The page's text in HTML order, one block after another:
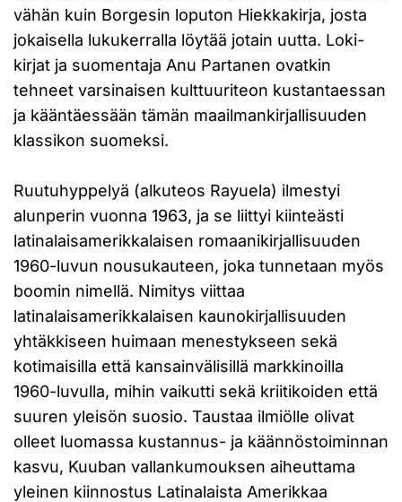
vähän kuin Borgesin loputon Hiekkakirja, josta
jokaisella lukukerralla löytää jotain uutta. Loki-
kirjat ja suomentaja Anu Partanen ovatkin
tehneet varsinaisen kulttuuriteon kustantaessan
ja kääntäessään tämän maailmankirjallisuuden
klassikon suomeksi.
Ruutuhyppelyä (alkuteos Rayuela) ilmestyi
alunperin vuonna 1963, ja se liittyi kiinteästi
latinalaisamerikkalaisen romaanikirjallisuuden
1960-luvun nousukauteen, joka tunnetaan myös
boomin nimellä. Nimitys viittaa
latinalaisamerikkalaisen kaunokirjallisuuden
yhtäkkiseen huimaan menestykseen sekä
kotimaisilla että kansainvälisillä markkinoilla
1960-luvulla, mihin vaikutti sekä kriitikoiden että
suuren yleisön suosio. Taustaa ilmiölle olivat
olleet luomassa kustannus- ja käännöstoiminnan
kasvu, Kuuban vallankumouksen aiheuttama
yleinen kiinnostus Latinalaista Amerikkaa